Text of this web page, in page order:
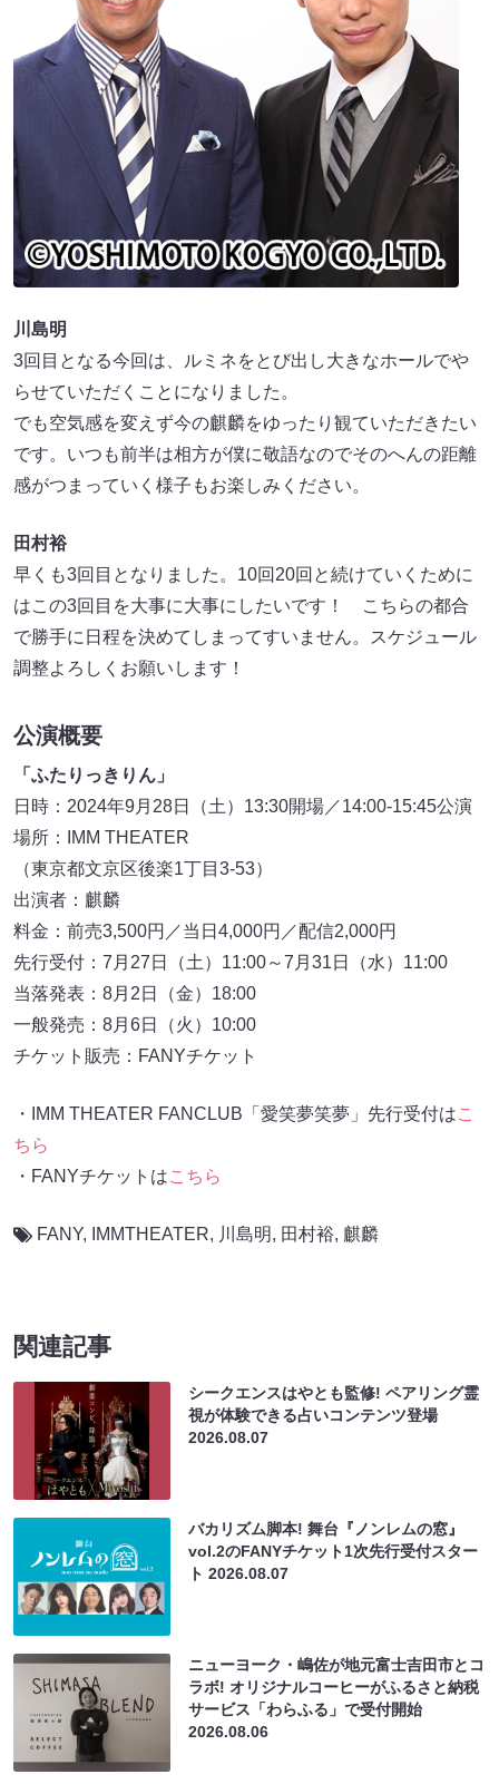
川島明
3回目となる今回は、ルミネをとび出し大きなホールでや
らせていただくことになりました。
でも空気感を変えず今の麒麟をゆったり観ていただきたい
です。いつも前半は相方が僕に敬語なのでそのへんの距離
感がつまっていく様子もお楽しみください。
田村裕
早くも3回目となりました。10回20回と続けていくために
はこの3回目を大事に大事にしたいです！ こちらの都合
で勝手に日程を決めてしまってすいません。スケジュール
調整よろしくお願いします！
公演概要
「ふたりっきりん」
日時：2024年9月28日（土）13:30開場／14:00-15:45公演
場所：IMM THEATER
（東京都文京区後楽1丁目3-53）
出演者：麒麟
料金：前売3,500円／当日4,000円／配信2,000円
先行受付：7月27日（土）11:00～7月31日（水）11:00
当落発表：8月2日（金）18:00
一般発売：8月6日（火）10:00
チケット販売：FANYチケット
・IMM THEATER FANCLUB「愛笑夢笑夢」先行受付はこ
ちら
・FANYチケットはこちら
FANY, IMMTHEATER, 川島明, 田村裕, 麒麟
関連記事
シークエンスはやとも監修! ペアリング霊
視が体験できる占いコンテンツ登場
2026.08.07
バカリズム脚本! 舞台『ノンレムの窓』
vol.2のFANYチケット1次先行受付スター
ト2026.08.07
ニューヨーク・嶋佐が地元富士吉田市とコ
ラボ! オリジナルコーヒーがふるさと納税
サービス「わらふる」で受付開始
2026.08.06